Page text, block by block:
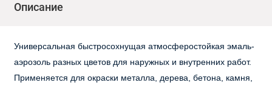
Описание
Универсальная быстросохнущая атмосферостойкая эмаль-
аэрозоль разных цветов для наружных и внутренних работ.
Применяется для окраски металла, дерева, бетона, камня,